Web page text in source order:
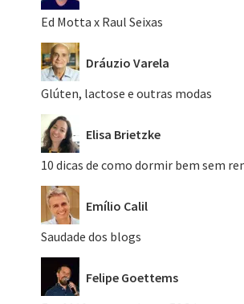
Ed Motta x Raul Seixas
Dráuzio Varela
Glúten, lactose e outras modas
Elisa Brietzke
10 dicas de como dormir bem sem
Emílio Calil
Saudade dos blogs
Felipe Goettems